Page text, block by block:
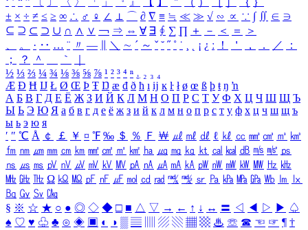
± × ÷ ≠ ≤ ≥ ∞ ∴ ♂ ♀ ∠ ⊥ ⌒ ∂ ∇ ≡ ≒ ≪ ≫ √ ∽ ∝ ∵ ∫ ∬ ∈ ∋
⊆ ⊇ ⊂ ⊃ ∪ ∩ ∧ ∨ ￢ ⇒ ⇔ ∀ ∃ ∮ ∑ ∏ ＋ － ＜ ＝
＞
、
。 · ‥ … ¨ 〃 ― ＼ ∼ ´ ～ ˇ ˘ ˝ ˚ ˙ ¸ ¡ ¿ ː ！ ＇ ， ． ／
：
；
？ ＾ ｀
½ ⅓ ⅔ ¼ ¾ ⅛ ⅜ ⅝ ⅞ ¹ ² ³ ⁴ ⁿ ₁ ₂ ₃ ₄
Æ Ð Ħ Ĳ Ł Ø Œ Þ Ŧ Ŋ æ đ ð ħ ı ĳ ĸ ŀ ł ø œ ß þ ŧ ŋ ŉ
А Б В Г Д Е Ё Ж З И Й К Л М Н О П Р С Т У Ф Х Ц Ч Ш Щ Ъ
Ы Ь Э Ю Я а б в г д е ё ж з и й к л м н о п р с т у ф х ц ч ш щ ъ
ы ь э ю я
′ ″ ℃ Å ￠ ￡ ￥ ¤ ℉ ‰ ＄ ％ Ｆ ￦ ㎕ ㎖ ㎗ ℓ ㎘ ㏄ ㎣ ㎤ ㎥ ㎦
㎙ ㎚ ㎛ ㎜ ㎝ ㎞ ㎟ ㎠ ㎡ ㎢ ㏊ ㎍ ㎎ ㎏ ㏏ ㎈ ㎉ ㏈ ㎧ ㎨ ㎰
㎱ ㎲ ㎳ ㎴ ㎵ ㎶ ㎷ ㎸ ㎹ ㎀ ㎁ ㎂ ㎃ ㎄ ㎺ ㎻ ㎽ ㎾ ㎿ ㎐ ㎑
㎒ ㎓ ㎔ Ω ㏀ ㏁ ㎊ ㎋ ㎌ ㏖ ㏅ ㎭ ㎮ ㎯ ㏛ ㎩ ㎪ ㎫ ㎬ ㏝ ㏐
㏓
㏃ ㏉ ㏜ ㏆
§ ※ ☆ ★ ○ ● ◎ ◇ ◆ □ ■ △ ▽ → ← ↑ ↓ ↔ 〓 ◁ ◀ ▷ ▶ ♤
♠ ♡ ♥ ♧ ♣ ⊙ ◈ ▣ ◐ ◑ ▒ ▤ ▨ ▧ ▦ ▩ ♨ ☏ ☎ ☜ ☞ ¶ †